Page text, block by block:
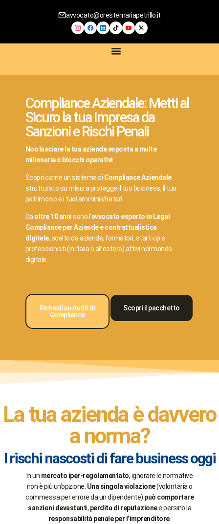
avvocato@orestemariapetrillo.it
Compliance Aziendale: Metti al
Sicuro la tua Impresa da
Sanzioni e Rischi Penali
Non lasciare la tua azienda esposta a multe
milionarie o blocchi operativi.
Scopri come un sistema di Compliance Aziendale
strutturato su misura protegge il tuo business, il tuo
patrimonio e i tuoi amministratori.
Daoltre 10 annisono l’avvocato esperto in Legal
Compliance per Aziende e contrattualistica
digitale, scelto da aziende, formatori, start-up e
professionisti (in Italia e all’estero) attivi nel mondo
digitale.
Richiedi un Audit di
Compliance
Scopri il pacchetto
La tua azienda è davvero
a norma?
I rischi nascosti di fare business oggi
In un mercato iper-regolamentato, ignorare le normative
non è più un’opzione. Una singola violazione(volontaria o
commessa per errore da un dipendente) può comportare
sanzioni devastanti, perdita di reputazionee persino la
responsabilità penale per l’imprenditore.